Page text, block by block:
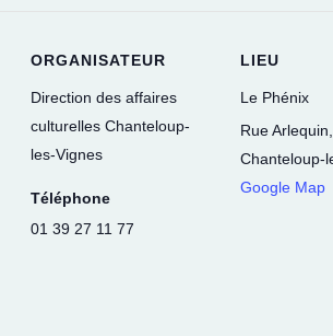
ORGANISATEUR
Direction des affaires
culturelles Chanteloup-
les-Vignes
Téléphone
01 39 27 11 77
LIEU
Le Phénix
Rue Arlequin
Chanteloup-
Google Map